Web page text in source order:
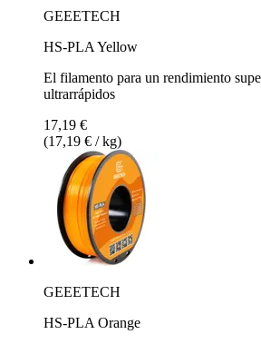
GEEETECH
HS-PLA Yellow
El filamento para un rendimiento
ultrarrápidos
17,19 €
(17,19 € / kg)
GEEETECH
HS-PLA Orange